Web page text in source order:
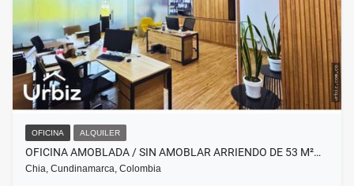
OFICINA ALQUILER
OFICINA AMOBLADA / SIN AMOBLAR ARRIENDO DE 53 M²…
Chia, Cundinamarca, Colombia